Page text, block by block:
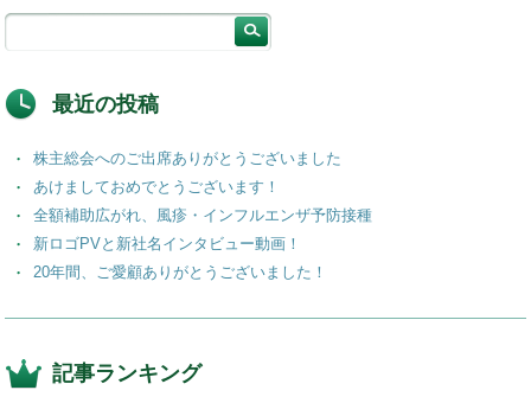
最近の投稿
株主総会へのご出席ありがとうございました
あけましておめでとうございます！
全額補助広がれ、風疹・インフルエンザ予防接種
新ロゴPVと新社名インタビュー動画！
20年間、ご愛顧ありがとうございました！
記事ランキング